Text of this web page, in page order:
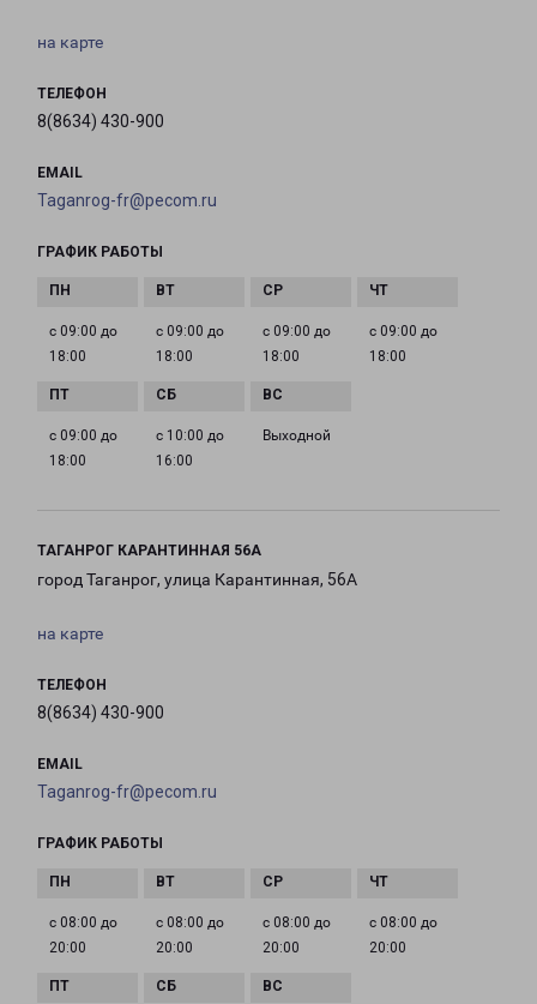
на карте
ТЕЛЕФОН
8(8634) 430-900
EMAIL
Taganrog-fr@pecom.ru
ГРАФИК РАБОТЫ
с 09:00 до
18:00
с 09:00 до
18:00
с 09:00 до
18:00
с 09:00 до
18:00
с 09:00 до
18:00
с 10:00 до
16:00
Выходной
ТАГАНРОГ КАРАНТИННАЯ 56А
город Таганрог, улица Карантинная, 56А
на карте
ТЕЛЕФОН
8(8634) 430-900
EMAIL
Taganrog-fr@pecom.ru
ГРАФИК РАБОТЫ
с 08:00 до
20:00
с 08:00 до
20:00
с 08:00 до
20:00
с 08:00 до
20:00